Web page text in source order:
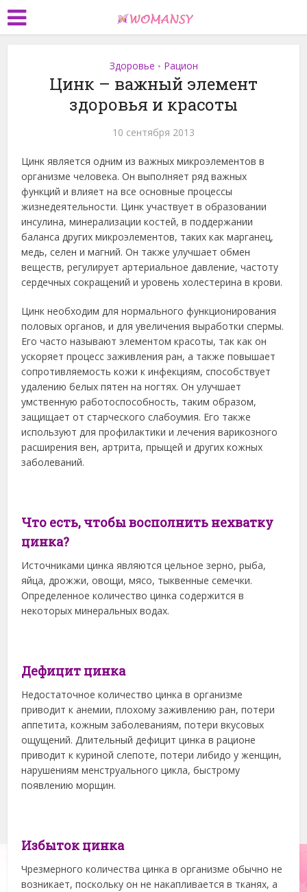
Здоровье • Рацион
Цинк – важный элемент
здоровья и красоты
10 сентября 2013
Цинк является одним из важных микроэлементов в
организме человека. Он выполняет ряд важных
функций и влияет на все основные процессы
жизнедеятельности. Цинк участвует в образовании
инсулина, минерализации костей, в поддержании
баланса других микроэлементов, таких как марганец,
медь, селен и магний. Он также улучшает обмен
веществ, регулирует артериальное давление, частоту
сердечных сокращений и уровень холестерина в крови.
Цинк необходим для нормального функционирования
половых органов, и для увеличения выработки спермы.
Его часто называют элементом красоты, так как он
ускоряет процесс заживления ран, а также повышает
сопротивляемость кожи к инфекциям, способствует
удалению белых пятен на ногтях. Он улучшает
умственную работоспособность, таким образом,
защищает от старческого слабоумия. Его также
используют для профилактики и лечения варикозного
расширения вен, артрита, прыщей и других кожных
заболеваний.
Что есть, чтобы восполнить нехватку
цинка?
Источниками цинка являются цельное зерно, рыба,
яйца, дрожжи, овощи, мясо, тыквенные семечки.
Определенное количество цинка содержится в
некоторых минеральных водах.
Дефицит цинка
Недостаточное количество цинка в организме
приводит к анемии, плохому заживлению ран, потери
аппетита, кожным заболеваниям, потери вкусовых
ощущений. Длительный дефицит цинка в рационе
приводит к куриной слепоте, потери либидо у женщин,
нарушениям менструального цикла, быстрому
появлению морщин.
Избыток цинка
Чрезмерного количества цинка в организме обычно не
возникает, поскольку он не накапливается в тканях, а